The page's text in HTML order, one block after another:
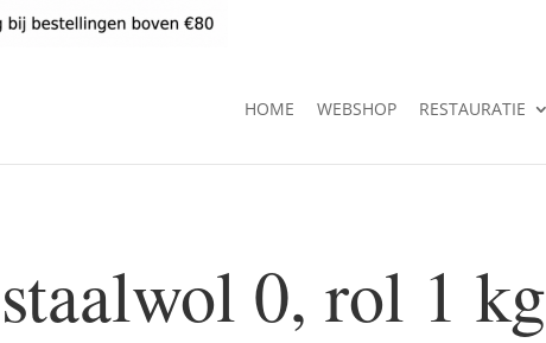
HOME WEBSHOP RESTAURATIE
staalwol 0, rol 1 kg